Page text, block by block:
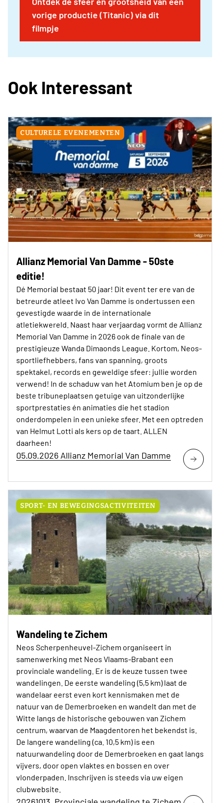
vorige productie (Titanic) via dit
filmpje
Ook Interessant
CULTURELE EVENEMENTEN
Allianz Memorial Van Damme - 50ste
editie!
Dé Memorial bestaat 50 jaar! Dit event ter ere van de
betreurde atleet Ivo Van Damme is ondertussen een
gevestigde waarde in de internationale
atletiekwereld. Naast haar verjaardag vormt de Allianz
Memorial Van Damme in 2026 ook de finale van de
prestigieuze Wanda Dimaonds League. Kortom, Neos-
sportliefhebbers, fans van spanning, groots
spektakel, records en geweldige sfeer: jullie worden
verwend! In de schaduw van het Atomium ben je op de
beste tribuneplaatsen getuige van uitzonderlijke
sportprestaties én animaties die het stadion
onderdompelen in een unieke sfeer. Met een optreden
van Helmut Lotti als kers op de taart. ALLEN
daarheen!
05.09.2026 Allianz Memorial Van Damme
SPORT- EN BEWEGINGSACTIVITEITEN
Wandeling te Zichem
Neos Scherpenheuvel-Zichem organiseert in
samenwerking met Neos Vlaams-Brabant een
provinciale wandeling. Er is de keuze tussen twee
wandelingen. De eerste wandeling (5,5 km) laat de
wandelaar eerst even kort kennismaken met de
natuur van de Demerbroeken en wandelt dan met de
Witte langs de historische gebouwen van Zichem
centrum, waarvan de Maagdentoren het bekendst is.
De langere wandeling (ca. 10,5 km) is een
natuurwandeling door de Demerbroeken en gaat langs
vijvers, door open vlaktes en bossen en over
vlonderpaden. Inschrijven is steeds via uw eigen
clubwebsite.